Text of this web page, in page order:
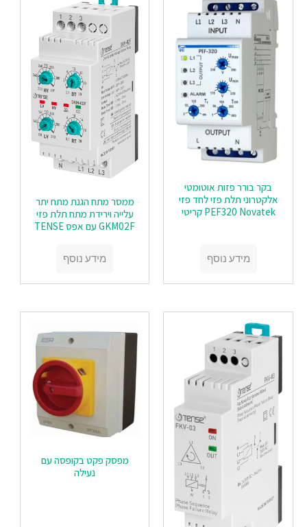
בקר בורר פזות אוטומטי
אלקטרוני תלת פזי לחד פזי
PEF320 Novatek קריטי
מידע נוסף
ממסר מתח הגנת מתח יתר
עלייה וירידת מתח תלת פזי
GKM02F עם אפס TENSE
מידע נוסף
מפסק פקט בקופסה עם
נעילה